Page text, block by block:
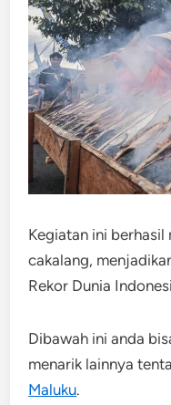
Kegiatan ini
cakalang,
Rekor Dunia
Dibawah ini anda
menarik lainnya
Maluku.